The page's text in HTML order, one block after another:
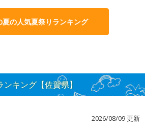
夏の人気夏祭りランキング
キング【佐賀県】
2026/08/09 更新